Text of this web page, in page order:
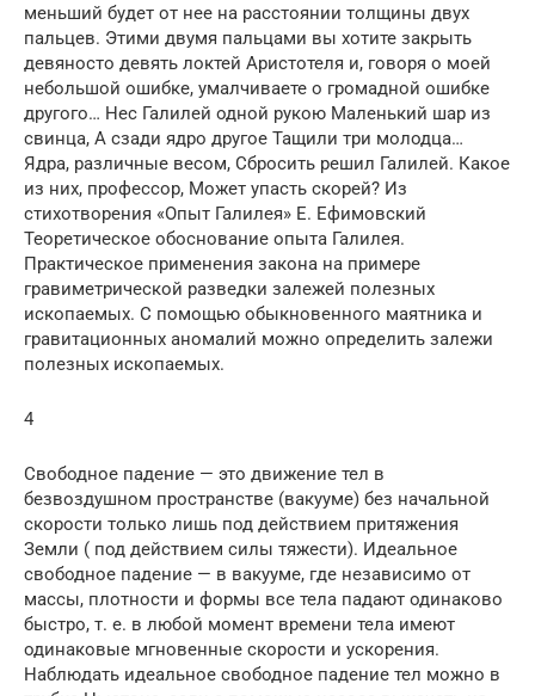
меньший будет от нее на расстоянии толщины двух
пальцев. Этими двумя пальцами вы хотите закрыть
девяносто девять локтей Аристотеля и, говоря о моей
небольшой ошибке, умалчиваете о громадной ошибке
другого… Нес Галилей одной рукою Маленький шар из
свинца, А сзади ядро другое Тащили три молодца…
Ядра, различные весом, Сбросить решил Галилей. Какое
из них, профессор, Может упасть скорей? Из
стихотворения «Опыт Галилея» Е. Ефимовский
Теоретическое обоснование опыта Галилея.
Практическое применения закона на примере
гравиметрической разведки залежей полезных
ископаемых. С помощью обыкновенного маятника и
гравитационных аномалий можно определить залежи
полезных ископаемых.
4
Свободное падение — это движение тел в
безвоздушном пространстве (вакууме) без начальной
скорости только лишь под действием притяжения
Земли ( под действием силы тяжести). Идеальное
свободное падение — в вакууме, где независимо от
массы, плотности и формы все тела падают одинаково
быстро, т. е. в любой момент времени тела имеют
одинаковые мгновенные скорости и ускорения.
Наблюдать идеальное свободное падение тел можно в